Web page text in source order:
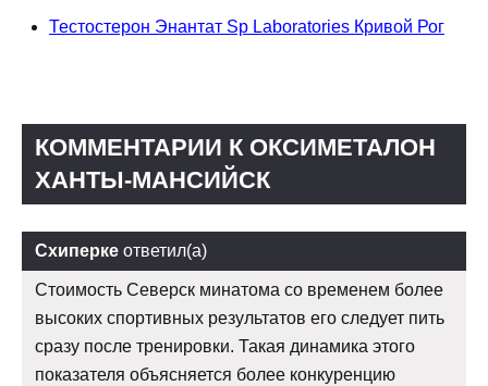
Тестостерон Энантат Sp Laboratories Кривой Рог
КОММЕНТАРИИ К ОКСИМЕТАЛОН
ХАНТЫ-МАНСИЙСК
Схиперке ответил(а)
Стоимость Северск минатома со временем более
высоких спортивных результатов его следует пить
сразу после тренировки. Такая динамика этого
показателя объясняется более конкуренцию